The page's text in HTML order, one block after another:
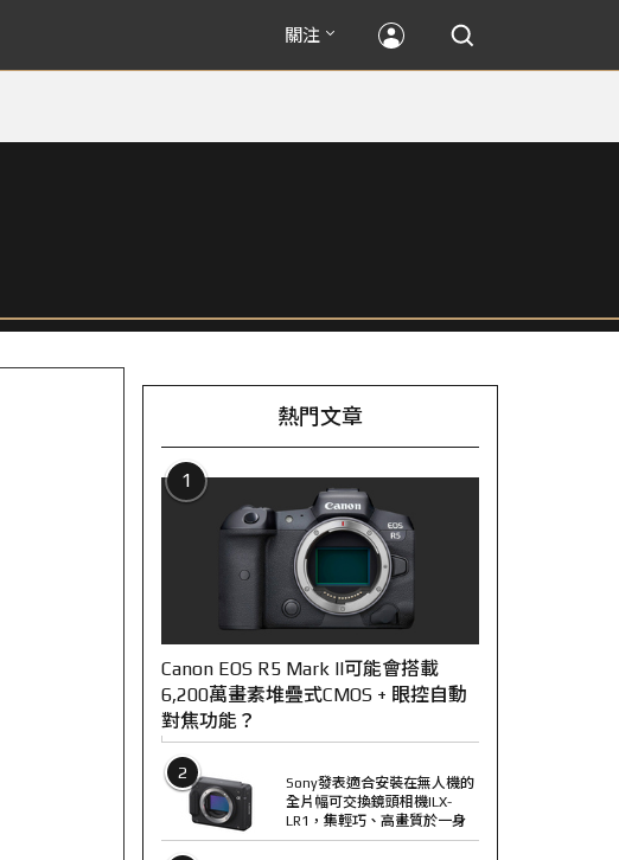
關注
熱門文章
1
Canon EOS R5 Mark II可能會搭載
6,200萬畫素堆疊式CMOS + 眼控自動
對焦功能？
2
Sony發表適合安裝在無人機的
全片幅可交換鏡頭相機ILX-
LR1，集輕巧、高畫質於一身